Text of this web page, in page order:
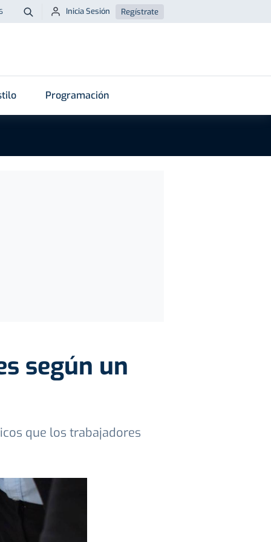
Buscar
Inicia Sesión Regístrate
Programación
según un
que los trabajadores